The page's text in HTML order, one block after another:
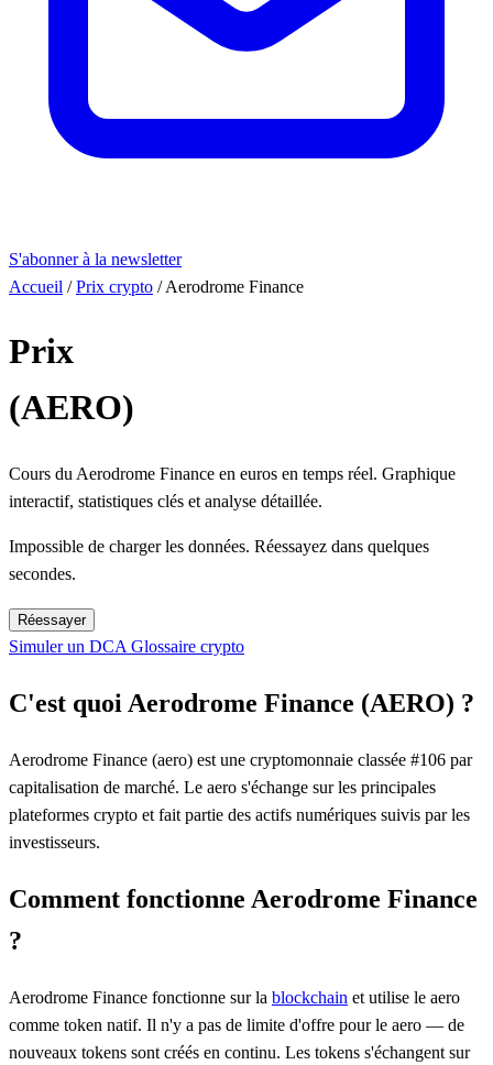
S'abonner à la newsletter
Accueil / Prix crypto / Aerodrome Finance
Prix
(AERO)
Cours du Aerodrome Finance en euros en temps réel. Graphique
interactif, statistiques clés et analyse détaillée.
Impossible de charger les données. Réessayez dans quelques
secondes.
Réessayer
Simuler un DCA Glossaire crypto
C'est quoi Aerodrome Finance (AERO) ?
Aerodrome Finance (aero) est une cryptomonnaie classée #106 par
capitalisation de marché. Le aero s'échange sur les principales
plateformes crypto et fait partie des actifs numériques suivis par les
investisseurs.
Comment fonctionne Aerodrome Finance
?
Aerodrome Finance fonctionne sur la blockchain et utilise le aero
comme token natif. Il n'y a pas de limite d'offre pour le aero — de
nouveaux tokens sont créés en continu. Les tokens s'échangent sur